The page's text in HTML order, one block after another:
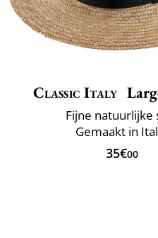
Classic Italy
Fijne natuurlijke
Gemaakt in
35€00